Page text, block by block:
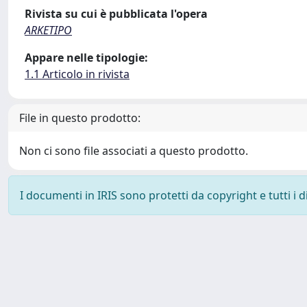
Rivista su cui è pubblicata l'opera
ARKETIPO
Appare nelle tipologie:
1.1 Articolo in rivista
File in questo prodotto:
Non ci sono file associati a questo prodotto.
I documenti in IRIS sono protetti da copyright e tutti i